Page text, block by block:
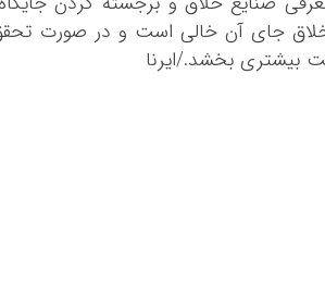
جای آن خالی است و در صورت
بیشتری بخشد./ایرنا